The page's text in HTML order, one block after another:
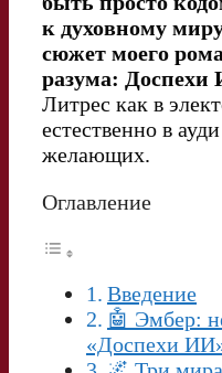
к духовному
сюжет моего
разума: Доспехи
Литрес как в
естественно в
желающих.
Оглавление
Введение
🤖 Эмбер:
«Доспехи